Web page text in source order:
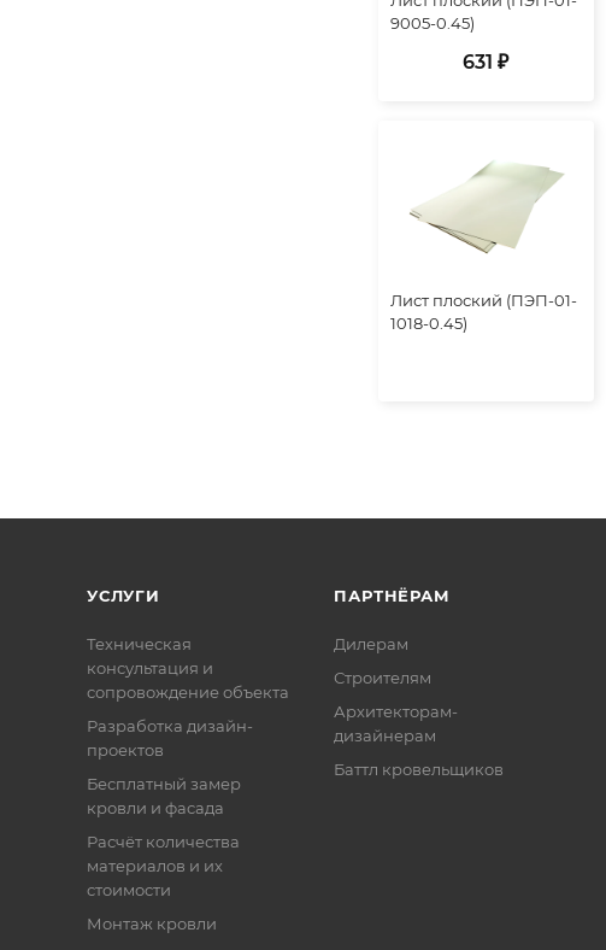
9005-0.45)
631 ₽
Лист плоский (ПЭП-01-
1018-0.45)
УСЛУГИ
Техническая
консультация и
сопровождение объекта
Разработка дизайн-
проектов
Бесплатный замер
кровли и фасада
Расчёт количества
материалов и их
стоимости
Монтаж кровли
ПАРТНЁРАМ
Дилерам
Строителям
Архитекторам-
дизайнерам
Баттл кровельщиков